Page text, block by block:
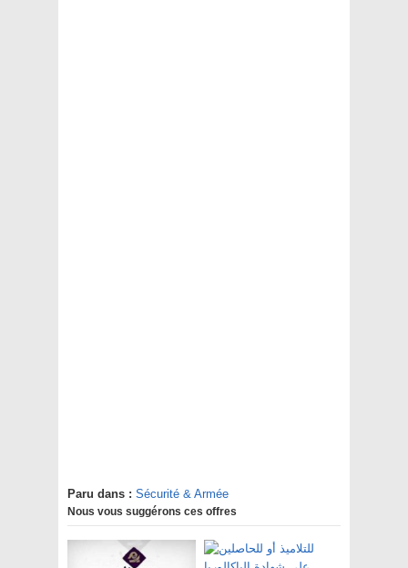
Paru dans : Sécurité & Armée
Nous vous suggérons ces offres